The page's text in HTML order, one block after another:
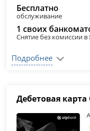
Бесплатно
обслуживание
1 своих
Снятие без комиссии в
Подробнее
Дебетовая